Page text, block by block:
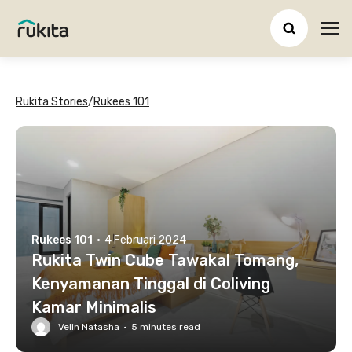
Rukita Stories/Rukees 101
Rukees 101 · 4 Februari 2024
Rukita Twin Cube Tawakal Tomang,
Kenyamanan Tinggal di Coliving
Kamar Minimalis
Velin Natasha · 5 minutes read